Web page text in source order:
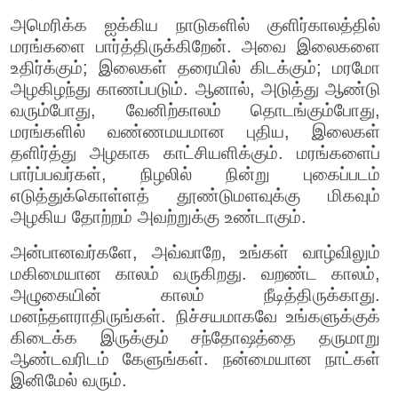
அமெரிக்க ஐக்கிய நாடுகளில் குளிர்காலத்தில்
மரங்களை பார்த்திருக்கிறேன். அவை இலைகளை
உதிர்க்கும்; இலைகள் தரையில் கிடக்கும்; மரமோ
அழகிழந்து காணப்படும். ஆனால், அடுத்து ஆண்டு
வரும்போது, வேனிற்காலம் தொடங்கும்போது,
மரங்களில் வண்ணமயமான புதிய, இலைகள்
தளிர்த்து அழகாக காட்சியளிக்கும். மரங்களைப்
பார்ப்பவர்கள், நிழலில் நின்று புகைப்படம்
எடுத்துக்கொள்ளத் தூண்டுமளவுக்கு மிகவும்
அழகிய தோற்றம் அவற்றுக்கு உண்டாகும்.
அன்பானவர்களே, அவ்வாறே, உங்கள் வாழ்விலும்
மகிமையான காலம் வருகிறது. வறண்ட காலம்,
அழுகையின் காலம் நீடித்திருக்காது.
மனந்தளராதிருங்கள். நிச்சயமாகவே உங்களுக்குக்
கிடைக்க இருக்கும் சந்தோஷத்தை தருமாறு
ஆண்டவரிடம் கேளுங்கள். நன்மையான நாட்கள்
இனிமேல் வரும்.